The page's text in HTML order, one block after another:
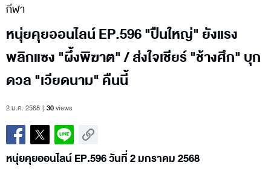
กีฬา
หนุ่ยคุยออนไลน์ EP.596 "ปืนใหญ่" ยังแรง
พลิกแซง "ผึ้งพิฆาต" / ส่งใจเชียร์ "ช้างศึก" บุก
ดวล "เวียดนาม" คืนนี้
2 ม.ค. 2568 30views
หนุ่ยคุยออนไลน์ EP.596 วันที่ 2 มกราคม 2568